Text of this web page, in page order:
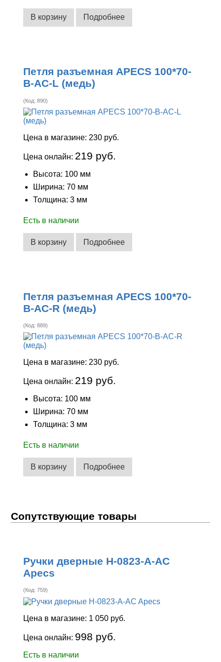
В корзину Подробнее
Петля разъемная APECS 100*70-
B-AC-L (медь)
(Код:890)
Цена в магазине: 230 руб.
Цена онлайн: 219 руб.
Высота: 100 мм
Ширина: 70 мм
Толщина: 3 мм
Есть в наличии
В корзину Подробнее
Петля разъемная APECS 100*70-
B-AC-R (медь)
(Код:889)
Цена в магазине: 230 руб.
Цена онлайн: 219 руб.
Высота: 100 мм
Ширина: 70 мм
Толщина: 3 мм
Есть в наличии
В корзину Подробнее
Сопутствующие товары
Ручки дверные H-0823-A-AC
Apecs
(Код:759)
Цена в магазине: 1 050 руб.
Цена онлайн: 998 руб.
Есть в наличии